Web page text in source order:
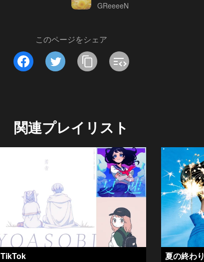
GReeeeN
このページをシェア
関連プレイリスト
TikTok 夏の終わり